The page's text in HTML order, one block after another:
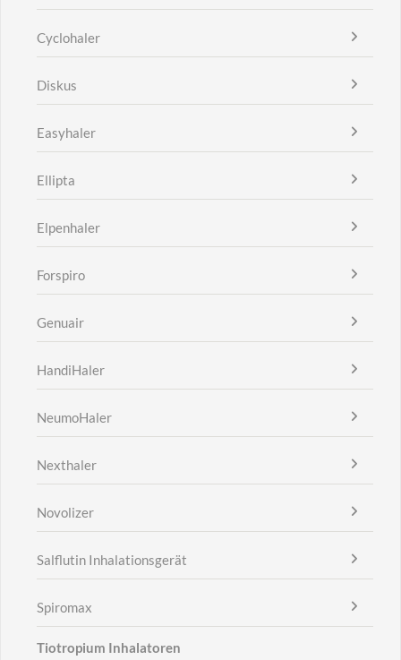
Cyclohaler
Diskus
Easyhaler
Ellipta
Elpenhaler
Forspiro
Genuair
HandiHaler
NeumoHaler
Nexthaler
Novolizer
Salflutin Inhalationsgerät
Spiromax
Tiotropium Inhalatoren